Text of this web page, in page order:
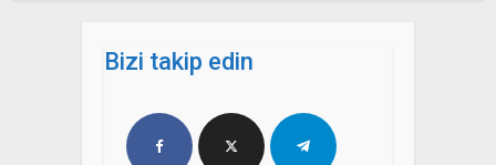
Bizi takip edin